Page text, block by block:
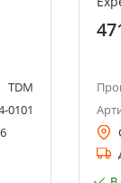
TDM
0101